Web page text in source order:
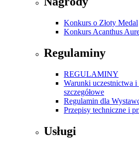
Konkurs o Złoty Medal
Konkurs Acanthus
Regulaminy
REGULAMINY
Warunki uczestnictwa i
szczegółowe
Regulamin dla
Przepisy techniczne i
Usługi